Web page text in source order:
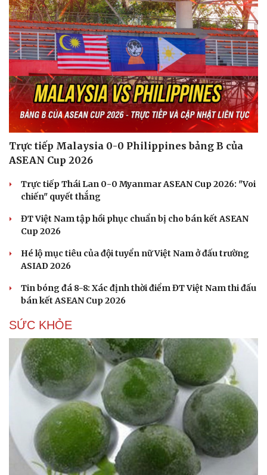
Du lịch
Tư vấn
Săn Tour
check-in
Podcast
Câu chuyện thời sự
Đọc truyện đêm khuya
Kể chuyện cho bé
Hạt giống tâm hồn
Trực tiếp Malaysia 0-0 Philippines bảng B của
ASEAN Cup 2026
Trực tiếp Thái Lan 0-0 Myanmar ASEAN Cup 2026: "Voi
chiến" quyết thắng
ĐT Việt Nam tập hồi phục chuẩn bị cho bán kết ASEAN
Cup 2026
Hé lộ mục tiêu của đội tuyển nữ Việt Nam ở đấu trường
ASIAD 2026
Tin bóng đá 8-8: Xác định thời điểm ĐT Việt Nam thi đấu
bán kết ASEAN Cup 2026
SỨC KHỎE